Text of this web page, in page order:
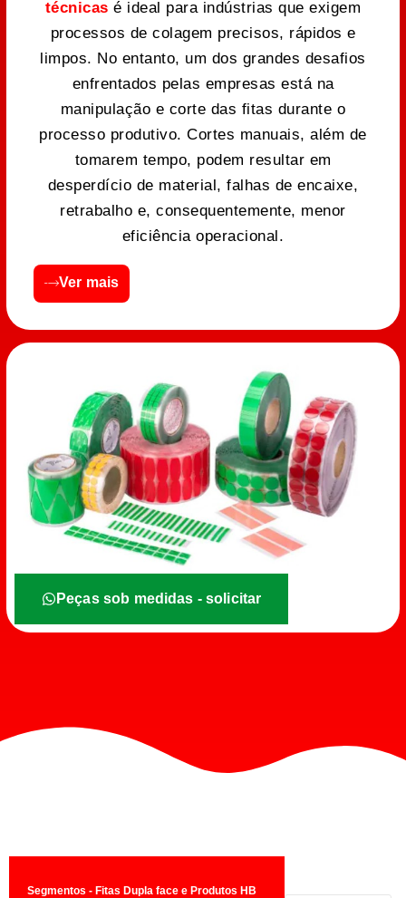
técnicas é ideal para indústrias que exigem
processos de colagem precisos, rápidos e
limpos. No entanto, um dos grandes desafios
enfrentados pelas empresas está na
manipulação e corte das fitas durante o
processo produtivo. Cortes manuais, além de
tomarem tempo, podem resultar em
desperdício de material, falhas de encaixe,
retrabalho e, consequentemente, menor
eficiência operacional.
Ver mais
Peças sob medidas - solicitar
Segmentos - Fitas Dupla face e Produtos HB